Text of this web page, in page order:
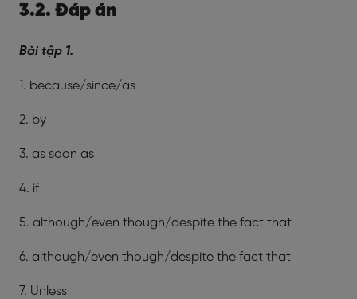
3.2. Đáp án
Bài tập 1.
1. because/since/as
2. by
3. as soon as
4. if
5. although/even though/despite the fact that
6. although/even though/despite the fact that
7. Unless